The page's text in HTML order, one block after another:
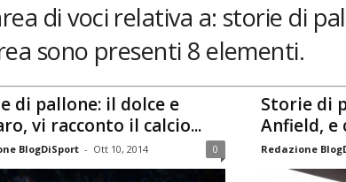
di voci relativa a: storie di
sono presenti 8 elementi.
di pallone: il dolce e
vi racconto il calcio...
BlogDiSport - Ott 10, 2014 0
Storie di
Anfield, e
Redazione